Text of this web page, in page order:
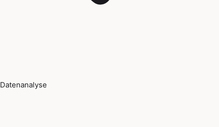
Datenanalyse